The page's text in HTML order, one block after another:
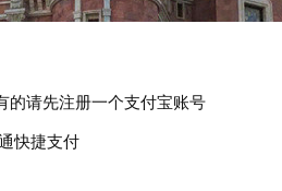
的请先注册一个支付宝账号
快捷支付